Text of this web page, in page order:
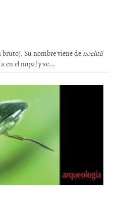
Su nombre viene denochtli
en el nopal y se...